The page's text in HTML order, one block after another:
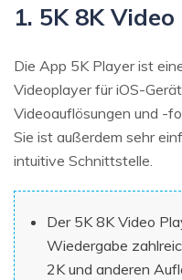
1. 5K 8K
Die App 5K Player ist
Videoplayer für iOS-
Videoauflösungen und -
Sie ist außerdem sehr
intuitive Schnittstelle.
Der 5K 8K Video
Wiedergabe
2K und anderen